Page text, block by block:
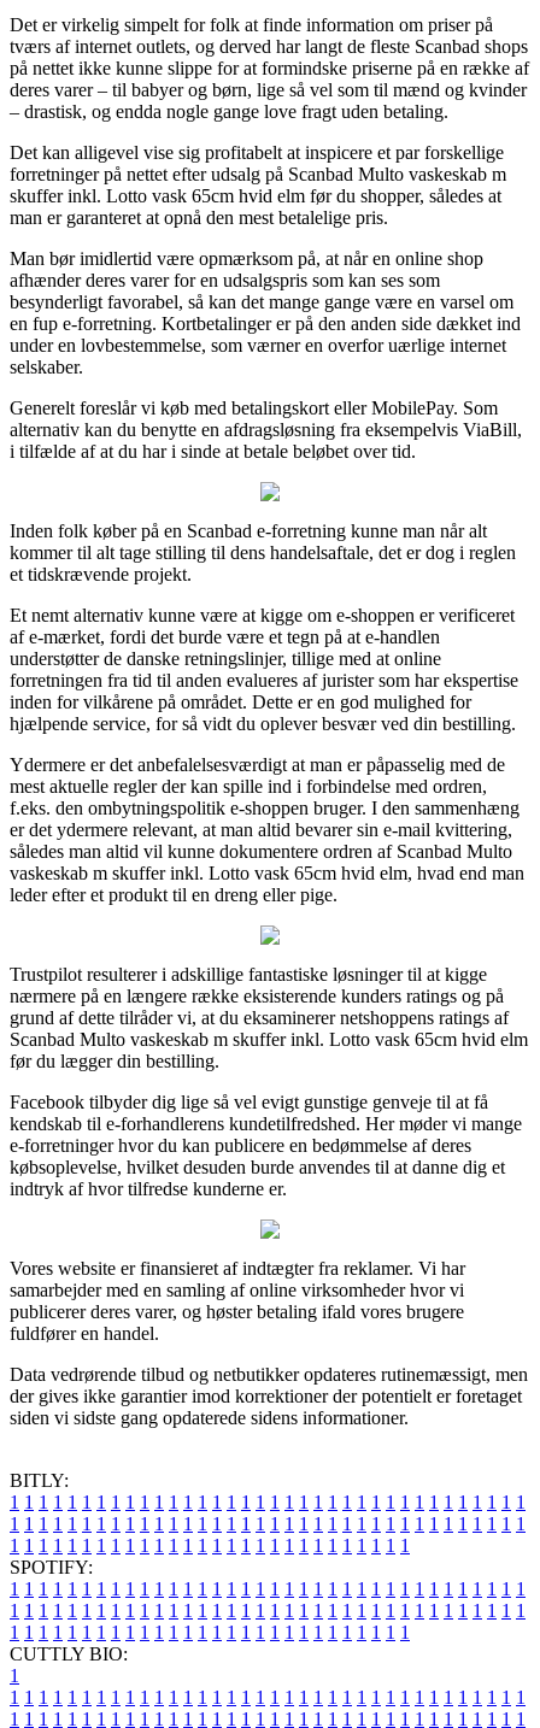
Det er virkelig simpelt for folk at finde information om priser på
tværs af internet outlets, og derved har langt de fleste Scanbad shops
på nettet ikke kunne slippe for at formindske priserne på en række af
deres varer – til babyer og børn, lige så vel som til mænd og kvinder
– drastisk, og endda nogle gange love fragt uden betaling.
Det kan alligevel vise sig profitabelt at inspicere et par forskellige
forretninger på nettet efter udsalg på Scanbad Multo vaskeskab m
skuffer inkl. Lotto vask 65cm hvid elm før du shopper, således at
man er garanteret at opnå den mest betalelige pris.
Man bør imidlertid være opmærksom på, at når en online shop
afhænder deres varer for en udsalgspris som kan ses som
besynderligt favorabel, så kan det mange gange være en varsel om
en fup e-forretning. Kortbetalinger er på den anden side dækket ind
under en lovbestemmelse, som værner en overfor uærlige internet
selskaber.
Generelt foreslår vi køb med betalingskort eller MobilePay. Som
alternativ kan du benytte en afdragsløsning fra eksempelvis ViaBill,
i tilfælde af at du har i sinde at betale beløbet over tid.
Inden folk køber på en Scanbad e-forretning kunne man når alt
kommer til alt tage stilling til dens handelsaftale, det er dog i reglen
et tidskrævende projekt.
Et nemt alternativ kunne være at kigge om e-shoppen er verificeret
af e-mærket, fordi det burde være et tegn på at e-handlen
understøtter de danske retningslinjer, tillige med at online
forretningen fra tid til anden evalueres af jurister som har ekspertise
inden for vilkårene på området. Dette er en god mulighed for
hjælpende service, for så vidt du oplever besvær ved din bestilling.
Ydermere er det anbefalelsesværdigt at man er påpasselig med de
mest aktuelle regler der kan spille ind i forbindelse med ordren,
f.eks. den ombytningspolitik e-shoppen bruger. I den sammenhæng
er det ydermere relevant, at man altid bevarer sin e-mail kvittering,
således man altid vil kunne dokumentere ordren af Scanbad Multo
vaskeskab m skuffer inkl. Lotto vask 65cm hvid elm, hvad end man
leder efter et produkt til en dreng eller pige.
Trustpilot resulterer i adskillige fantastiske løsninger til at kigge
nærmere på en længere række eksisterende kunders ratings og på
grund af dette tilråder vi, at du eksaminerer netshoppens ratings af
Scanbad Multo vaskeskab m skuffer inkl. Lotto vask 65cm hvid elm
før du lægger din bestilling.
Facebook tilbyder dig lige så vel evigt gunstige genveje til at få
kendskab til e-forhandlerens kundetilfredshed. Her møder vi mange
e-forretninger hvor du kan publicere en bedømmelse af deres
købsoplevelse, hvilket desuden burde anvendes til at danne dig et
indtryk af hvor tilfredse kunderne er.
Vores website er finansieret af indtægter fra reklamer. Vi har
samarbejder med en samling af online virksomheder hvor vi
publicerer deres varer, og høster betaling ifald vores brugere
fuldfører en handel.
Data vedrørende tilbud og netbutikker opdateres rutinemæssigt, men
der gives ikke garantier imod korrektioner der potentielt er foretaget
siden vi sidste gang opdaterede sidens informationer.
BITLY:
1 1 1 1 1 1 1 1 1 1 1 1 1 1 1 1 1 1 1 1 1 1 1 1 1 1 1 1 1 1 1 1 1 1 1 1
1 1 1 1 1 1 1 1 1 1 1 1 1 1 1 1 1 1 1 1 1 1 1 1 1 1 1 1 1 1 1 1 1 1 1 1
1 1 1 1 1 1 1 1 1 1 1 1 1 1 1 1 1 1 1 1 1 1 1 1 1 1 1 1
SPOTIFY:
1 1 1 1 1 1 1 1 1 1 1 1 1 1 1 1 1 1 1 1 1 1 1 1 1 1 1 1 1 1 1 1 1 1 1 1
1 1 1 1 1 1 1 1 1 1 1 1 1 1 1 1 1 1 1 1 1 1 1 1 1 1 1 1 1 1 1 1 1 1 1 1
1 1 1 1 1 1 1 1 1 1 1 1 1 1 1 1 1 1 1 1 1 1 1 1 1 1 1 1
CUTTLY BIO:
1
1 1 1 1 1 1 1 1 1 1 1 1 1 1 1 1 1 1 1 1 1 1 1 1 1 1 1 1 1 1 1 1 1 1 1 1
1 1 1 1 1 1 1 1 1 1 1 1 1 1 1 1 1 1 1 1 1 1 1 1 1 1 1 1 1 1 1 1 1 1 1 1